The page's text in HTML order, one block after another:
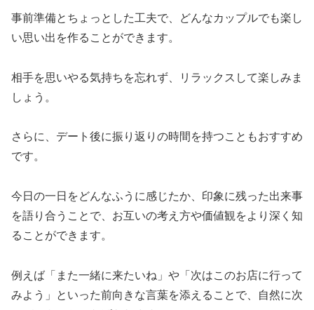
事前準備とちょっとした工夫で、どんなカップルでも楽し
い思い出を作ることができます。
相手を思いやる気持ちを忘れず、リラックスして楽しみま
しょう。
さらに、デート後に振り返りの時間を持つこともおすすめ
です。
今日の一日をどんなふうに感じたか、印象に残った出来事
を語り合うことで、お互いの考え方や価値観をより深く知
ることができます。
例えば「また一緒に来たいね」や「次はこのお店に行って
みよう」といった前向きな言葉を添えることで、自然に次